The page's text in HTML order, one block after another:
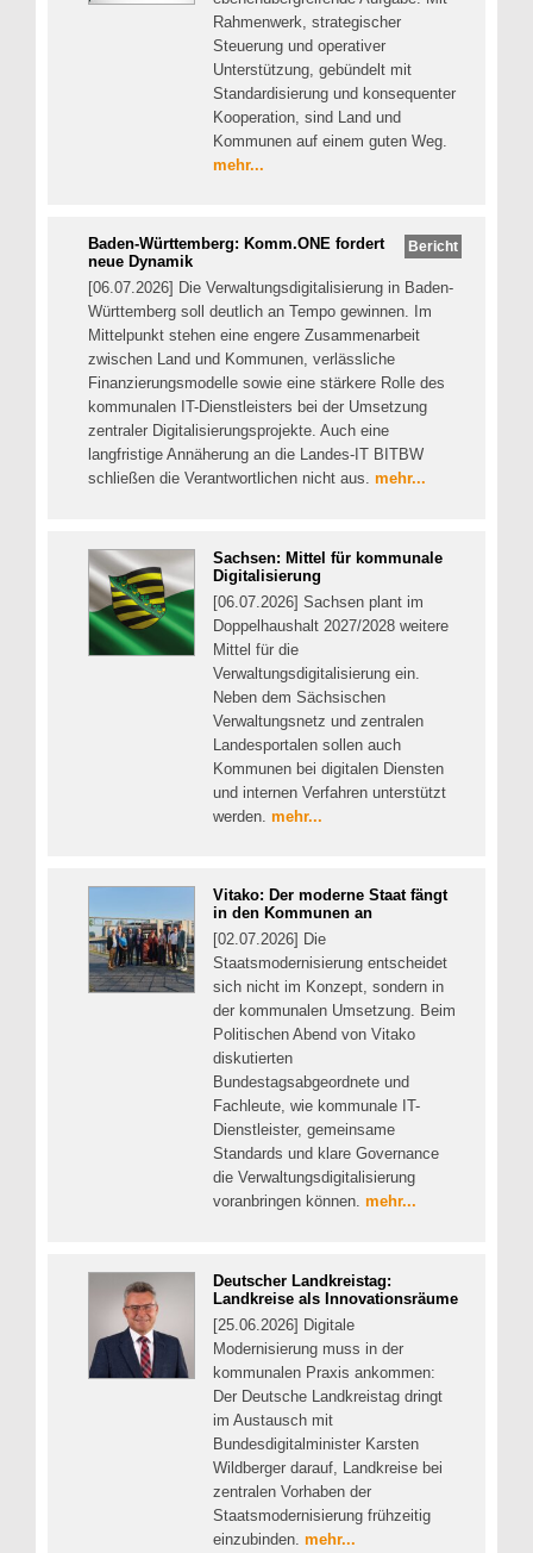
Rahmenwerk, strategischer
Steuerung und operativer
Unterstützung, gebündelt mit
Standardisierung und konsequenter
Kooperation, sind Land und
Kommunen auf einem guten Weg.
mehr...
Bericht
Baden-Württemberg: Komm.ONE fordert
neue Dynamik
[06.07.2026] Die Verwaltungsdigitalisierung in Baden-
Württemberg soll deutlich an Tempo gewinnen. Im
Mittelpunkt stehen eine engere Zusammenarbeit
zwischen Land und Kommunen, verlässliche
Finanzierungsmodelle sowie eine stärkere Rolle des
kommunalen IT-Dienstleisters bei der Umsetzung
zentraler Digitalisierungsprojekte. Auch eine
langfristige Annäherung an die Landes-IT BITBW
schließen die Verantwortlichen nicht aus. mehr...
Sachsen: Mittel für kommunale
Digitalisierung
[06.07.2026] Sachsen plant im
Doppelhaushalt 2027/2028 weitere
Mittel für die
Verwaltungsdigitalisierung ein.
Neben dem Sächsischen
Verwaltungsnetz und zentralen
Landesportalen sollen auch
Kommunen bei digitalen Diensten
und internen Verfahren unterstützt
werden. mehr...
Vitako: Der moderne Staat fängt
in den Kommunen an
[02.07.2026] Die
Staatsmodernisierung entscheidet
sich nicht im Konzept, sondern in
der kommunalen Umsetzung. Beim
Politischen Abend von Vitako
diskutierten
Bundestagsabgeordnete und
Fachleute, wie kommunale IT-
Dienstleister, gemeinsame
Standards und klare Governance
die Verwaltungsdigitalisierung
voranbringen können. mehr...
Deutscher Landkreistag:
Landkreise als Innovationsräume
[25.06.2026] Digitale
Modernisierung muss in der
kommunalen Praxis ankommen:
Der Deutsche Landkreistag dringt
im Austausch mit
Bundesdigitalminister Karsten
Wildberger darauf, Landkreise bei
zentralen Vorhaben der
Staatsmodernisierung frühzeitig
einzubinden. mehr...